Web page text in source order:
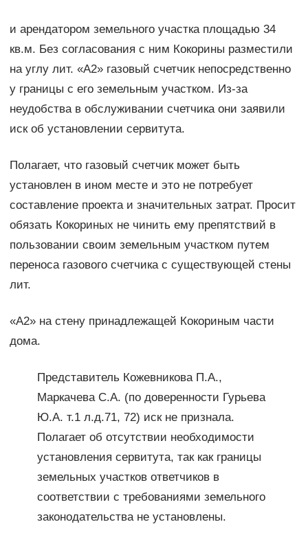
и арендатором земельного участка площадью 34
кв.м. Без согласования с ним Кокорины разместили
на углу лит. «А2» газовый счетчик непосредственно
у границы с его земельным участком. Из-за
неудобства в обслуживании счетчика они заявили
иск об установлении сервитута.
Полагает, что газовый счетчик может быть
установлен в ином месте и это не потребует
составление проекта и значительных затрат. Просит
обязать Кокориных не чинить ему препятствий в
пользовании своим земельным участком путем
переноса газового счетчика с существующей стены
лит.
«А2» на стену принадлежащей Кокориным части
дома.
Представитель Кожевникова П.А.,
Маркачева С.А. (по доверенности Гурьева
Ю.А. т.1 л.д.71, 72) иск не признала.
Полагает об отсутствии необходимости
установления сервитута, так как границы
земельных участков ответчиков в
соответствии с требованиями земельного
законодательства не установлены.